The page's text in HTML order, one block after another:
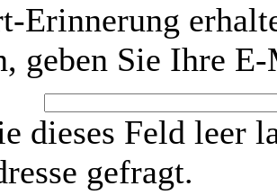
Erinnerung
geben Sie Ihre
dieses Feld leer
gefragt.